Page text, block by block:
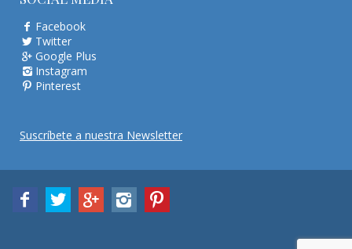
Facebook
Twitter
Google Plus
Instagram
Pinterest
Suscríbete a nuestra Newsletter